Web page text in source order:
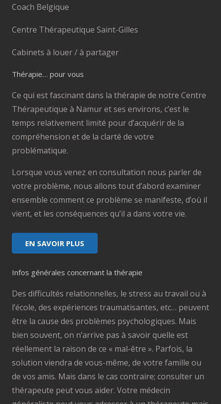
Coach Belgique
Centre Thérapeutique Saint-Gilles
Cabinets à louer / à partager
Thérapie… pour vous
Ce qui est fascinant dans la thérapie de notre Centre
Thérapeutique à Namur et ses environs, c’est le
temps relativement limité pour d’acquérir de la
compréhension et de la clarté de votre
problématique.
Lorsque vous venez en consultation nous parler de
votre problème, nous allons tout d’abord examiner
ensemble comment ce problème se manifeste, d’où il
vient, et les conséquences qu’il a dans votre vie.
EN SAVOIR PLUS
Infos générales concernant la thérapie
Des difficultés relationnelles, le stress au travail ou à
l’école, des expériences traumatisantes, etc… peuvent
être la cause des problèmes psychologiques. Mais
bien souvent, on n’arrive pas à savoir quelle est
réellement la raison de ce « mal-être ». Parfois, la
solution viendra de vous-même, de votre famille ou
de vos amis. Mais dans le cas contraire; consulter un
thérapeute peut vous aider. Votre médecin